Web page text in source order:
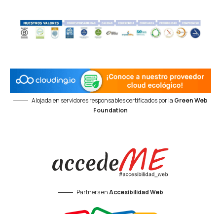
Alojada en servidores responsables certificados por la Green Web
Foundation
Partners enAccesibilidad Web